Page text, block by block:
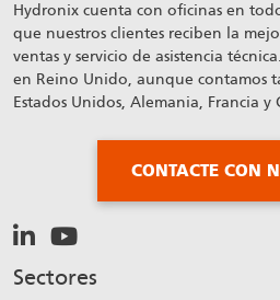
Hydronix cuenta con oficinas en
que nuestros clientes reciben la
ventas y servicio de asistencia
en Reino Unido, aunque contamos
Estados Unidos, Alemania, Francia y
CONTACTE CON
Sectores